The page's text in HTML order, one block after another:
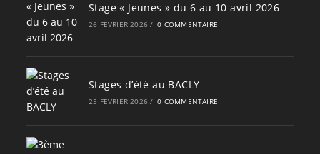
Stage « Jeunes » du 6 au 10 avril 2026
26 FÉVRIER 2026 / 0 COMMENTAIRE
Stages d’été au BACLY
25 FÉVRIER 2026 / 0 COMMENTAIRE